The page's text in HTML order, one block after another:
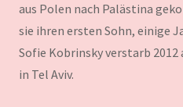
aus Polen nach Palästina
sie ihren ersten Sohn, einige
Sofie Kobrinsky verstarb
in Tel Aviv.